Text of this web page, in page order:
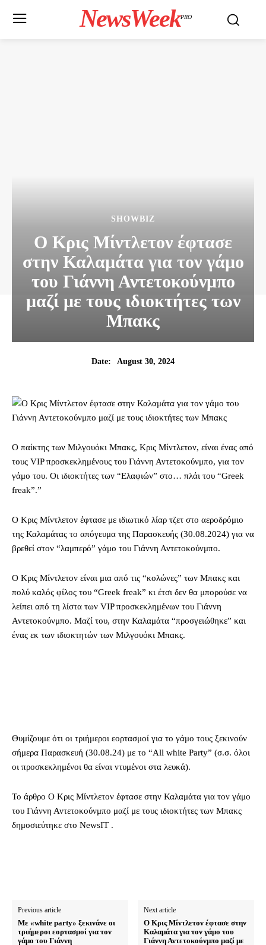
NewsWeekPRO
SHOWBIZ
Ο Κρις Μίντλετον έφτασε
στην Καλαμάτα για τον γάμο
του Γιάννη Αντετοκούνμπο
μαζί με τους ιδιοκτήτες των
Μπακς
Date: August 30, 2024
Ο παίκτης των Μιλγουόκι Μπακς, Κρις Μίντλετον, είναι ένας από
τους VIPπροσκεκλημένους του Γιάννη Αντετοκούνμπο, για τον
γάμο του. Οι ιδιοκτήτες των “Ελαφιών” στο… πλάι του “Greek
freak”.”
Ο Κρις Μίντλετον έφτασε με ιδιωτικό λίαρ τζετ στο αεροδρόμιο
της Καλαμάτας το απόγευμα της Παρασκευής (30.08.2024) για να
βρεθεί στον “λαμπερό” γάμο του Γιάννη Αντετοκούνμπο.
Ο Κρις Μίντλετον είναι μια από τις “κολώνες” των Μπακς και
πολύ καλός φίλος του “Greek freak” κι έτσι δεν θα μπορούσε να
λείπει από τη λίστα των VIPπροσκεκλημένων του Γιάννη
Αντετοκούνμπο. Μαζί του, στην Καλαμάτα “προσγειώθηκε” και
ένας εκ των ιδιοκτητών των Μιλγουόκι Μπακς.
Θυμίζουμε ότι οι τριήμεροι εορτασμοί για το γάμο τους ξεκινούν
σήμερα Παρασκευή (30.08.24) με το “All white Party” (σ.σ. όλοι
οι προσκεκλημένοι θα είναι ντυμένοι στα λευκά).
To άρθρο Ο Κρις Μίντλετον έφτασε στην Καλαμάτα για τον γάμο
του Γιάννη Αντετοκούνμπο μαζί με τους ιδιοκτήτες των Μπακς
δημοσιεύτηκε στο NewsIT .
Previous article
Με «white party» ξεκινάνε οι
τριήμεροι εορτασμοί για τον
γάμο του Γιάννη
Next article
Ο Κρις Μίντλετον έφτασε στην
Καλαμάτα για τον γάμο του
Γιάννη Αντετοκούνμπο μαζί με